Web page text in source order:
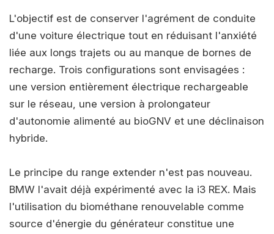
L'objectif est de conserver l'agrément de conduite
d'une voiture électrique tout en réduisant l'anxiété
liée aux longs trajets ou au manque de bornes de
recharge. Trois configurations sont envisagées :
une version entièrement électrique rechargeable
sur le réseau, une version à prolongateur
d'autonomie alimenté au bioGNV et une déclinaison
hybride.
Le principe du range extender n'est pas nouveau.
BMW l'avait déjà expérimenté avec la i3 REX. Mais
l'utilisation du biométhane renouvelable comme
source d'énergie du générateur constitue une